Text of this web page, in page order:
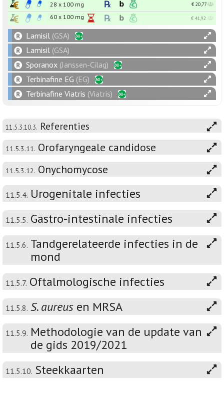
28 x 100 mg € 20,77
60 x 100 mg € 41,92
Lamisil (GSA)
Lamisil (GSA)
Sporanox (Janssen-Cilag)
Terbinafine EG (EG)
Terbinafine Viatris (Viatris)
11.5.3.10.3. Referenties
11.5.3.11. Orofaryngeale candidose
11.5.3.12. Onychomycose
11.5.4. Urogenitale infecties
11.5.5. Gastro-intestinale infecties
11.5.6. Tandgerelateerde infecties in de
mond
11.5.7. Oftalmologische infecties
11.5.8. S. aureus en MRSA
11.5.9. Methodologie van de update van
de gids 2019/2021
11.5.10. Steekkaarten